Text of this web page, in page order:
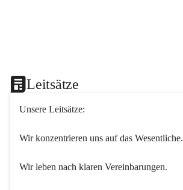
Leitsätze
Unsere Leitsätze:
Wir konzentrieren uns auf das Wesentliche.
Wir leben nach klaren Vereinbarungen.